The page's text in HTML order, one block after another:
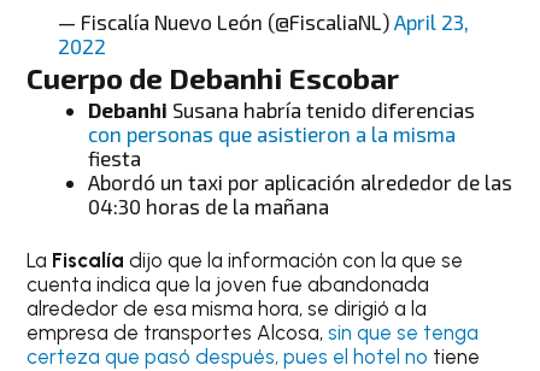
— Fiscalía Nuevo León (@FiscaliaNL) April 23,
2022
Cuerpo de Debanhi Escobar
Debanhi Susana habría tenido diferencias
con personas que asistieron a la misma
fiesta
Abordó un taxi por aplicación alrededor de las
04:30 horas de la mañana
La Fiscalía dijo que la información con la que se
cuenta indica que la joven fue abandonada
alrededor de esa misma hora, se dirigió a la
empresa de transportes Alcosa,sin que se tenga
certeza que pasó después, pues el hotel no tiene